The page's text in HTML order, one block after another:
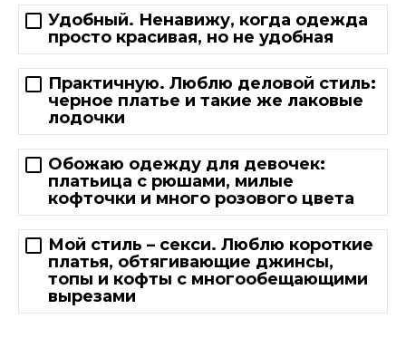
Удобный. Ненавижу, когда одежда
просто красивая, но не удобная
Практичную. Люблю деловой стиль:
черное платье и такие же лаковые
лодочки
Обожаю одежду для девочек:
платьица с рюшами, милые
кофточки и много розового цвета
Мой стиль – секси. Люблю короткие
платья, обтягивающие джинсы,
топы и кофты с многообещающими
вырезами